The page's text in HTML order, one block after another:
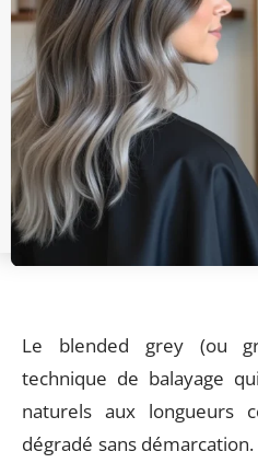
Le blended grey (ou
technique de balayage
naturels aux longueurs
dégradé sans